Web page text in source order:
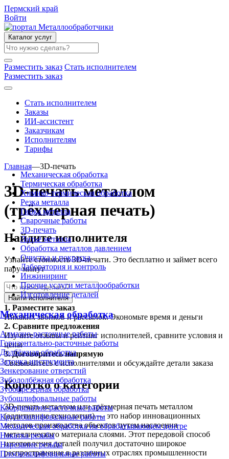
Пермский край
Войти
Каталог услуг
Разместить заказ Стать исполнителем
Разместить заказ
Стать исполнителем
Заказы
ИИ-ассистент
Заказчикам
Исполнителям
Тарифы
Механическая обработка
Термическая обработка
Химико-термическая обработка
Резка металла
Гибка металла
Сварочные работы
3D-печать
Литьё металла
Обработка металлов давлением
Очистка и покраска
Лаборатория и контроль
Инжиниринг
Прочие услуги металлообработки
Изготовление деталей
Механическая обработка
Алмазно-расточные работы
Горизонтально-расточные работы
Долбёжная обработка
Заточка инструмента
Зенкерование отверстий
Зубодолбёжная обработка
Зубофрезерная обработка
Зубошлифовальные работы
Координатно-расточные работы
Круглошлифовальные работы
Механическая обработка на обрабатывающем центре
Накатка резьбы
Нарезание резьбы
Плоскошлифовальные работы
Главная—3D-печать
3D-печать металлом
(трёхмерная печать)
Найдите исполнителя
Узнайте стоимость 3D-печати. Это бесплатно и займет всего
пару минут
Найти исполнителя
1. Разместите заказ
Никаких звонков и рассылок. Экономьте время и деньги
2. Сравните предложения
Изучите отзывы и рейтинг исполнителей, сравните условия и
цены
3.Договоритесь напрямую
Связывайтесь с исполнителями и обсуждайте детали заказа
Коротко о категории
3D-печать металлом или трёхмерная печать металлом
(аддитивные технологии) — это набор инновационных
методов производства объектов путем наслоения
металлического материала слоями. Этот передовой способ
изготовления деталей получил достаточно широкое
распространение в различных отраслях промышленности